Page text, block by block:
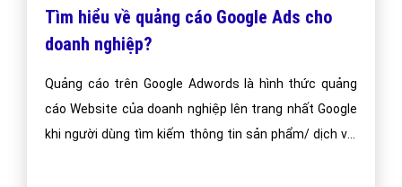
Tìm hiểu về quảng cáo Google Ads cho
doanh nghiệp?
Quảng cáo trên Google Adwords là hình thức quảng
cáo Website của doanh nghiệp lên trang nhất Google
khi người dùng tìm kiếm thông tin sản phẩm/ dịch vụ.